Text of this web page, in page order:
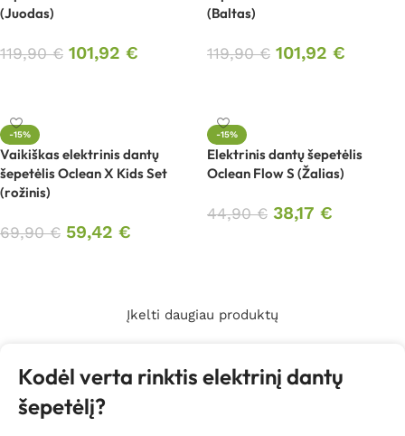
(Juodas)
119,90€ 101,92 €
(Baltas)
119,90€ 101,92 €
-15%
Vaikiškas elektrinis dantų
šepetėlis Oclean X Kids Set
(rožinis)
69,90€ 59,42 €
-15%
Elektrinis dantų šepetėlis
Oclean Flow S (Žalias)
44,90€ 38,17 €
Įkelti daugiau produktų
Kodėl verta rinktis elektrinį dantų
šepetėlį?